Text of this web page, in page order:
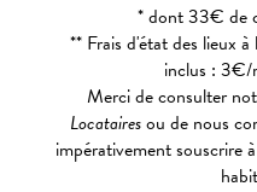
* dont 33€ de
** Frais d'état des lieux
inclus : 3€/
Merci de consulter
Locatairesou de nous
impérativement souscrire